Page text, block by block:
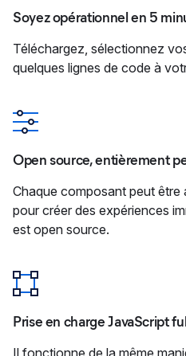
Soyez opérationnel en 5
Téléchargez, sélectionnez
quelques lignes de code à
Open source, entièrement
Chaque composant peut
pour créer des expériences
est open source.
Prise en charge JavaScript
Il fonctionne de la même